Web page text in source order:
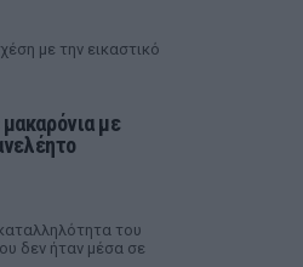
με την εικαστικό
με
του
δεν ήταν μέσα σε